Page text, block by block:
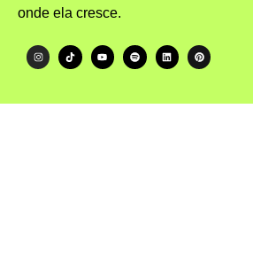
onde ela cresce.